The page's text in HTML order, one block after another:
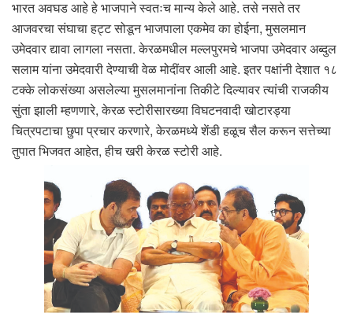
भारत अवघड आहे हे भाजपाने स्वतःच मान्य केले आहे. तसे नसते तर
आजवरचा संघाचा हट्ट सोडून भाजपाला एकमेव का होईना, मुसलमान
उमेदवार द्यावा लागला नसता. केरळमधील मल्लपुरमचे भाजपा उमेदवार अब्दुल
सलाम यांना उमेदवारी देण्याची वेळ मोदींवर आली आहे. इतर पक्षांनी देशात १८
टक्के लोकसंख्या असलेल्या मुसलमानांना तिकीटे दिल्यावर त्यांची राजकीय
सुंता झाली म्हणणारे, केरळ स्टोरीसारख्या विघटनवादी खोटारड्या
चित्रपटाचा छुपा प्रचार करणारे, केरळमध्ये शेंडी हळूच सैल करून सत्तेच्या
तुपात भिजवत आहेत, हीच खरी केरळ स्टोरी आहे.